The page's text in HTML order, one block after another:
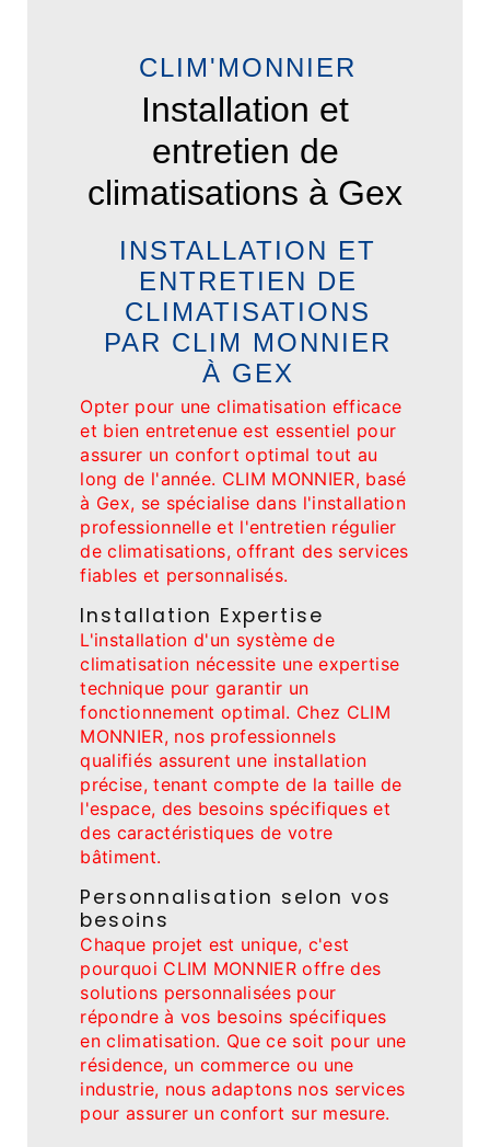
CLIM'MONNIER
Installation et
entretien de
climatisations à Gex
INSTALLATION ET
ENTRETIEN DE
CLIMATISATIONS
PAR CLIM MONNIER
À GEX
Opter pour une climatisation efficace
et bien entretenue est essentiel pour
assurer un confort optimal tout au
long de l'année. CLIM MONNIER, basé
à Gex, se spécialise dans l'installation
professionnelle et l'entretien régulier
de climatisations, offrant des services
fiables et personnalisés.
Installation Expertise
L'installation d'un système de
climatisation nécessite une expertise
technique pour garantir un
fonctionnement optimal. Chez CLIM
MONNIER, nos professionnels
qualifiés assurent une installation
précise, tenant compte de la taille de
l'espace, des besoins spécifiques et
des caractéristiques de votre
bâtiment.
Personnalisation selon vos
besoins
Chaque projet est unique, c'est
pourquoi CLIM MONNIER offre des
solutions personnalisées pour
répondre à vos besoins spécifiques
en climatisation. Que ce soit pour une
résidence, un commerce ou une
industrie, nous adaptons nos services
pour assurer un confort sur mesure.